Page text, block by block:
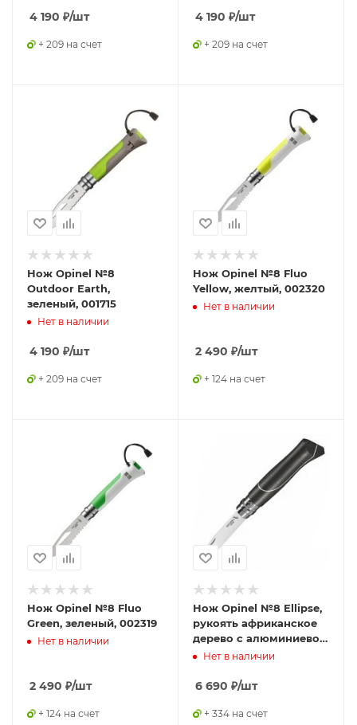
4 190 ₽/шт
+ 209 на счет
4 190 ₽/шт
+ 209 на счет
Нож Opinel №8
Outdoor Earth,
зеленый, 001715
Нет в наличии
4 190 ₽/шт
+ 209 на счет
Нож Opinel №8 Fluo
Yellow, желтый, 002320
Нет в наличии
2 490 ₽/шт
+ 124 на счет
Нож Opinel №8 Fluo
Green, зеленый, 002319
Нет в наличии
2 490 ₽/шт
+ 124 на счет
Нож Opinel №8 Ellipse,
рукоять африканское
дерево с алюминиевой
вставкой, футляр,
Нет в наличии
6 690 ₽/шт
+ 334 на счет